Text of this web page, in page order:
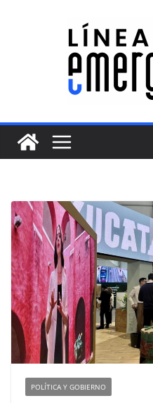
POLÍTICA Y GOBIERNO